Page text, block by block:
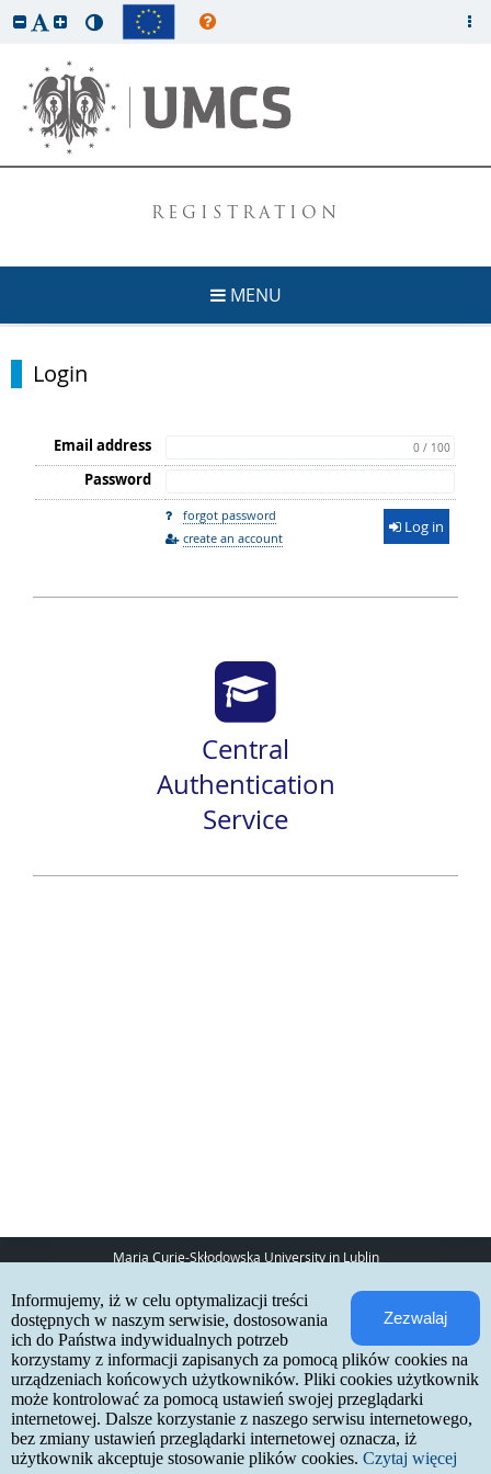
REGISTRATION
MENU
Login
Email address 0 / 100
Password
forgot password
create an account
Log in
Central
Authentication
Service
Maria Curie-Skłodowska University in Lublin
20-031 Lublin
www: http://umcs.pl
Internetowa Rekrutacja Kandydatów
IRK 1.21.3 (6bf78478) :: 2026-06-17
site map
accessibility declaration
contact
Zezwalaj
Informujemy, iż w celu optymalizacji treści
dostępnych w naszym serwisie, dostosowania
ich do Państwa indywidualnych potrzeb
korzystamy z informacji zapisanych za pomocą plików cookies na
urządzeniach końcowych użytkowników. Pliki cookies użytkownik
może kontrolować za pomocą ustawień swojej przeglądarki
internetowej. Dalsze korzystanie z naszego serwisu internetowego,
bez zmiany ustawień przeglądarki internetowej oznacza, iż
użytkownik akceptuje stosowanie plików cookies. Czytaj więcej